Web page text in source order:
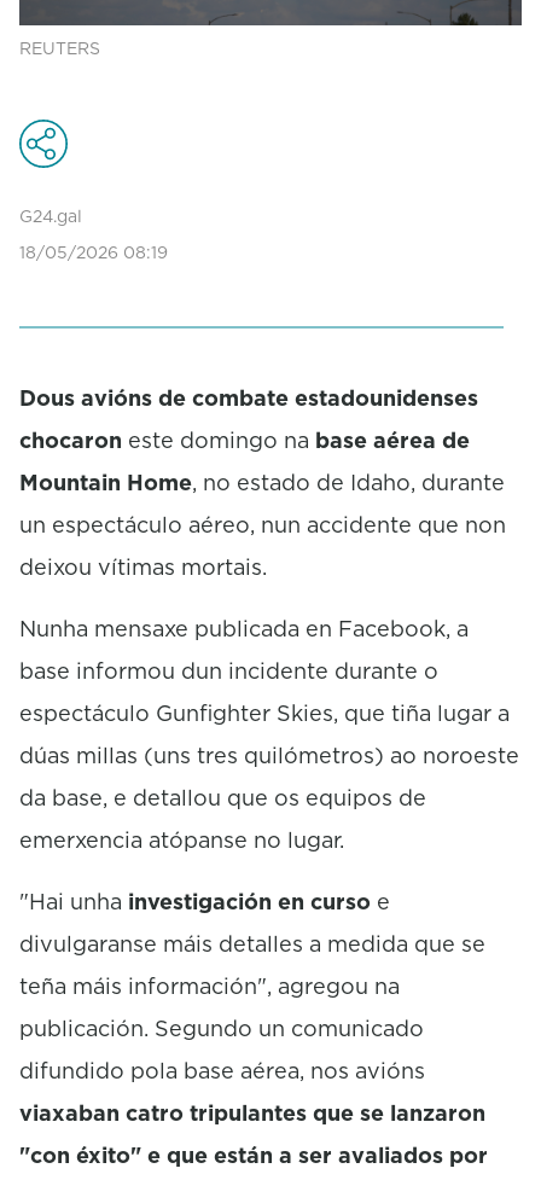
REUTERS
G24.gal
18/05/2026 08:19
Dous avións de combate estadounidenses
chocaron este domingo na base aérea de
Mountain Home, no estado de Idaho, durante
un espectáculo aéreo, nun accidente que non
deixou vítimas mortais.
Nunha mensaxe publicada en Facebook, a
base informou dun incidente durante o
espectáculo Gunfighter Skies, que tiña lugar a
dúas millas (uns tres quilómetros) ao noroeste
da base, e detallou que os equipos de
emerxencia atópanse no lugar.
"Hai unha investigación en curso e
divulgaranse máis detalles a medida que se
teña máis información", agregou na
publicación. Segundo un comunicado
difundido pola base aérea, nos avións
viaxaban catro tripulantes que se lanzaron
"con éxito" e que están a ser avaliados por